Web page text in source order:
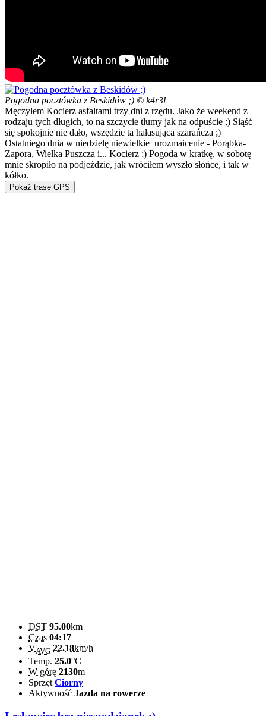
Pogodna pocztówka z Beskidów ;) © k4r3l
Męczyłem Kocierz asfaltami trzy dni z rzędu. Jako że weekend z
rodzaju tych długich, to na szczycie tłumy jak na odpuście ;) Siąść
się spokojnie nie dało, wszędzie ta hałasująca szarańcza ;)
Ostatniego dnia w niedzielę niewielkie urozmaicenie - Porąbka-
Zapora, Wielka Puszcza i... Kocierz ;) Pogoda w kratkę, w sobotę
mnie skropiło na podjeździe, jak wróciłem wyszło słońce, i tak w
kółko.
Pokaż trasę GPS
DST 95.00km
Czas 04:17
VAVG 22.18km/h
Temp. 25.0°C
W górę 2130m
Sprzęt Ciorny
Aktywność Jazda na rowerze